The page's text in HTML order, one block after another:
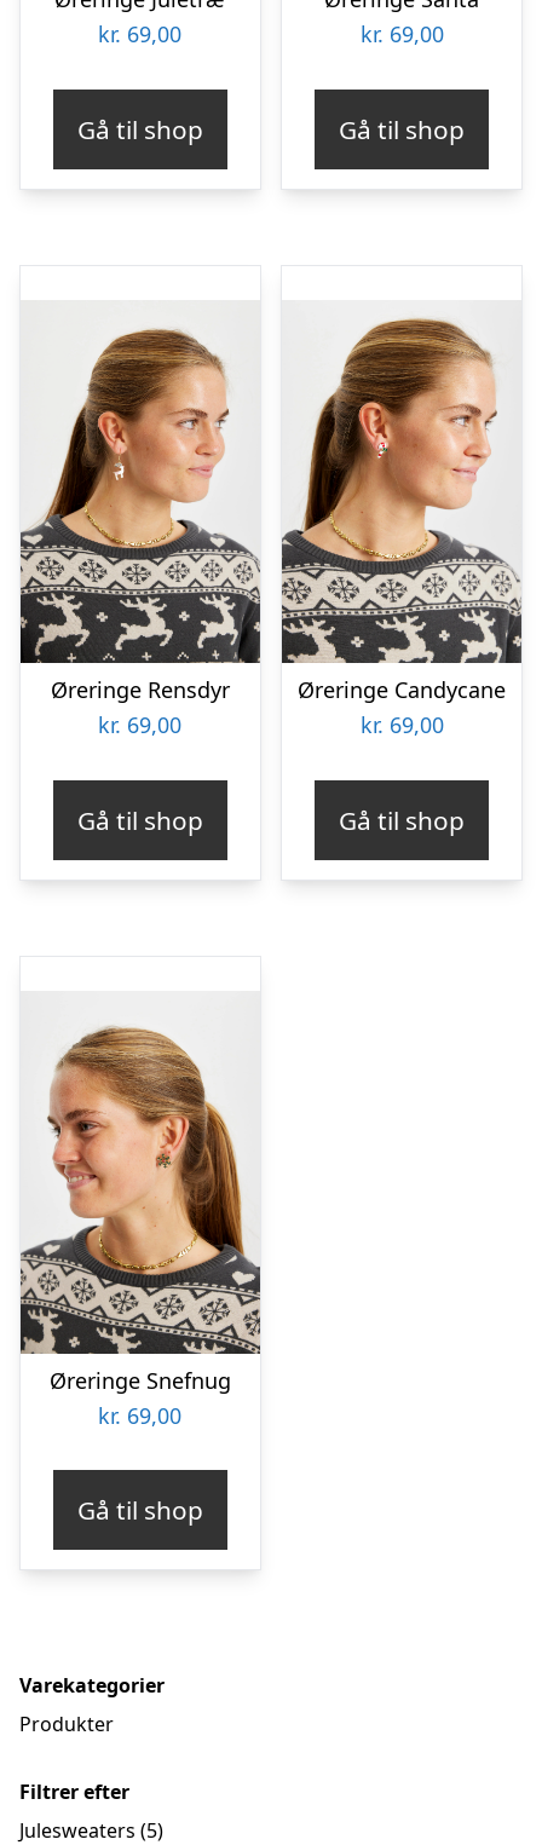
kr. 69,00
Gå til shop
kr. 69,00
Gå til shop
Øreringe Rensdyr
kr. 69,00
Gå til shop
Øreringe Candycane
kr. 69,00
Gå til shop
Øreringe Snefnug
kr. 69,00
Gå til shop
Varekategorier
Produkter
Filtrer efter
Julesweaters (5)